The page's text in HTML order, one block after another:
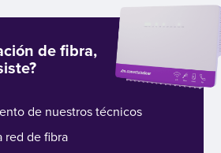
de fibra,
de nuestros técnicos
red de fibra